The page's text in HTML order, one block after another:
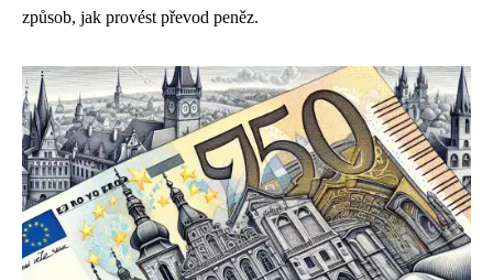
způsob, jak provést převod peněz.